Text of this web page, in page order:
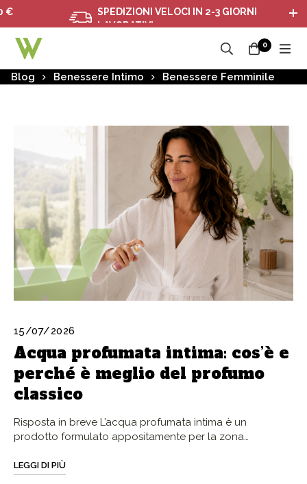
SPEDIZIONI VELOCI IN 2-3 GIORNI
LAVORATIVI
0
Blog Benessere Intimo Benessere Femminile
15/07/2026
Acqua profumata intima: cos’è e
perché è meglio del profumo
classico
Risposta in breve L’acqua profumata intima è un
prodotto formulato appositamente per la zona…
LEGGI DI PIÙ